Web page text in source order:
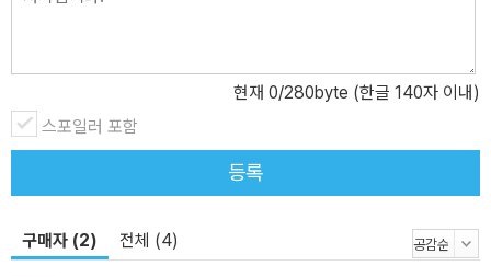
51쪽) 통역가가 티베트 스님의 대답을 전해주었을 때, 나는 온몸에 전
율이 흘렀다. “당신은 우리가 우리의 몸 안에 느낌을 만들어내기 위해
서 하고 있는 일을 보았을 뿐이지요. 느낌이 곧 기도입니다!” 나는 생
험이 입증한 대로, 우리의 감정emotion과 느낌feeling은 우리의 현
변화시키는 것은 바로 우리의 내적 언어이며, 이는 밖으로 내뱉는 말
현재 0/280byte (한글 140자 이내)
스포일러 포함
등록
구매자 (2) 전체 (4)